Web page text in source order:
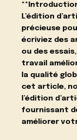
L’édition
précieuse
écriviez des
ou des
travail
la qualité
cet article,
l’édition
fournissant
améliorer